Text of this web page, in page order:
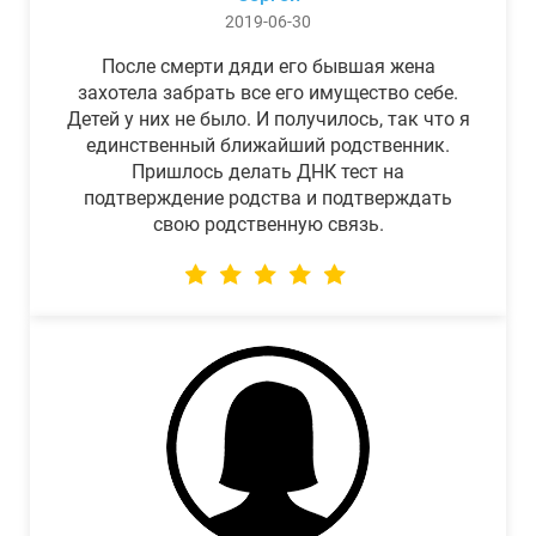
2019-06-30
После смерти дяди его бывшая жена
захотела забрать все его имущество себе.
Детей у них не было. И получилось, так что я
единственный ближайший родственник.
Пришлось делать ДНК тест на
подтверждение родства и подтверждать
свою родственную связь.